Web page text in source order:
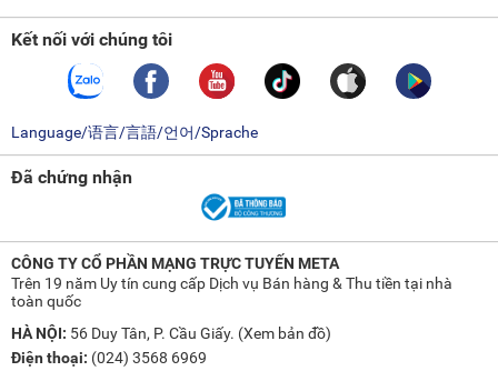
Kết nối với chúng tôi
Language/语言/言語/언어/Sprache
Đã chứng nhận
CÔNG TY CỔ PHẦN MẠNG TRỰC TUYẾN META
Trên 19 năm Uy tín cung cấp Dịch vụ Bán hàng & Thu tiền tại nhà
toàn quốc
HÀ NỘI: 56 Duy Tân, P. Cầu Giấy. (Xem bản đồ)
Điện thoại: (024) 3568 6969